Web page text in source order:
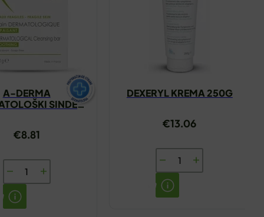
A-DERMA
SINDET
€8.81
A-
DERMA
DERMATOLOŠKI
DEXERYL KREMA 250G
€13.06
DEXERYL
KREMA
250G